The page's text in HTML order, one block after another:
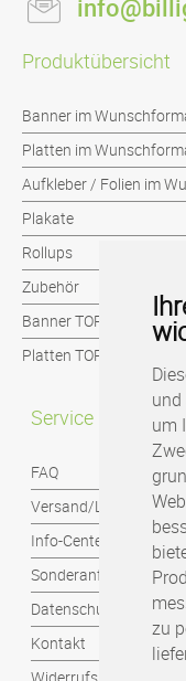
und
um
zu
Produktübersicht
Banner im
Platten im
Aufkleber / Folien im
Plakate
Rollups
Zubehör
Banner TOP-Seller
Platten TOP-Seller
Service
FAQ
Versand/Lieferung
Info-Center
Sonderanfragen
Kontakt